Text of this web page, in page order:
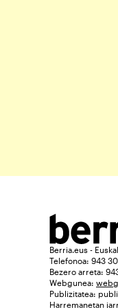
Berria.eus -
Telefonoa: 943
Bezero arreta:
Webgunea:
Publizitatea:
Harremanetan